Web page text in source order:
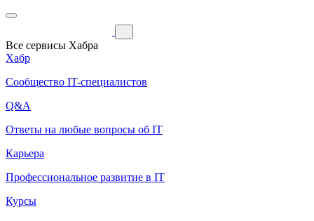
Все сервисы Хабра
Хабр
Сообщество IT-специалистов
Q&A
Ответы на любые вопросы об IT
Карьера
Профессиональное развитие в IT
Курсы